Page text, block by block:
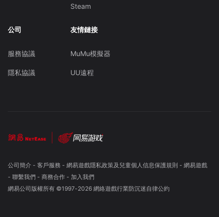
Steam
公司
服務協議
隱私協議
友情鏈接
MuMu模擬器
UU遠程
公司簡介- 客戶服務 - 網易遊戲隱私政策及兒童個人信息保護規則 - 網易遊戲
- 聯繫我們- 商務合作- 加入我們
網易公司版權所有 ©1997-2026 網絡遊戲行業防沉迷自律公約